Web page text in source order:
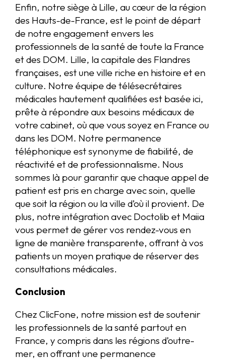
Enfin, notre siège à Lille, au cœur de la région
des Hauts-de-France, est le point de départ
de notre engagement envers les
professionnels de la santé de toute la France
et des DOM. Lille, la capitale des Flandres
françaises, est une ville riche en histoire et en
culture. Notre équipe de télésecrétaires
médicales hautement qualifiées est basée ici,
prête à répondre aux besoins médicaux de
votre cabinet, où que vous soyez en France ou
dans les DOM. Notre permanence
téléphonique est synonyme de fiabilité, de
réactivité et de professionnalisme. Nous
sommes là pour garantir que chaque appel de
patient est pris en charge avec soin, quelle
que soit la région ou la ville d’où il provient. De
plus, notre intégration avec Doctolib et Maiia
vous permet de gérer vos rendez-vous en
ligne de manière transparente, offrant à vos
patients un moyen pratique de réserver des
consultations médicales.
Conclusion
Chez ClicFone, notre mission est de soutenir
les professionnels de la santé partout en
France, y compris dans les régions d’outre-
mer, en offrant une permanence